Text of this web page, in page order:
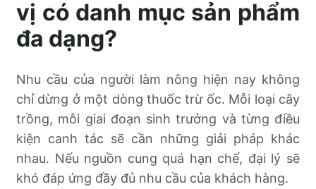
vị có danh mục sản phẩm
đa dạng?
Nhu cầu của người làm nông hiện nay không
chỉ dừng ở một dòng thuốc trừ ốc. Mỗi loại cây
trồng, mỗi giai đoạn sinh trưởng và từng điều
kiện canh tác sẽ cần những giải pháp khác
nhau. Nếu nguồn cung quá hạn chế, đại lý sẽ
khó đáp ứng đầy đủ nhu cầu của khách hàng.